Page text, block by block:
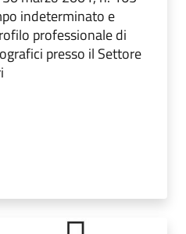
indeterminato e
professionale di
presso il Settore